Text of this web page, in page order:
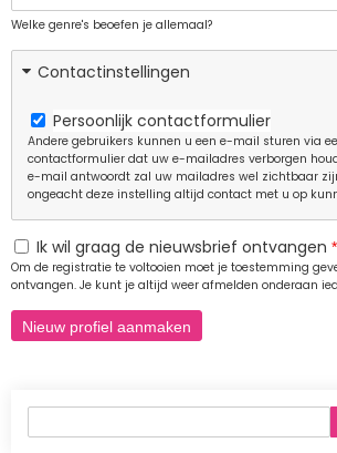
Welke genre's beoefen je allemaal?
Contactinstellingen
Persoonlijk contactformulier
Andere gebruikers kunnen u een e-mail sturen via
contactformulier dat uw e-mailadres verborgen
e-mail antwoordt zal uw mailadres wel zichtbaar
ongeacht deze instelling altijd contact met u op
Ik wil graag de nieuwsbrief ontvangen
Om de registratie te voltooien moet je toestemming
ontvangen. Je kunt je altijd weer afmelden onderaan